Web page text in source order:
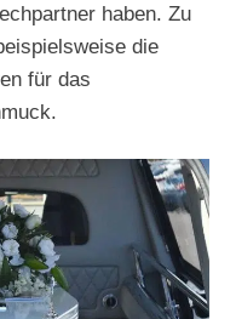
haben. Zu
die
für das